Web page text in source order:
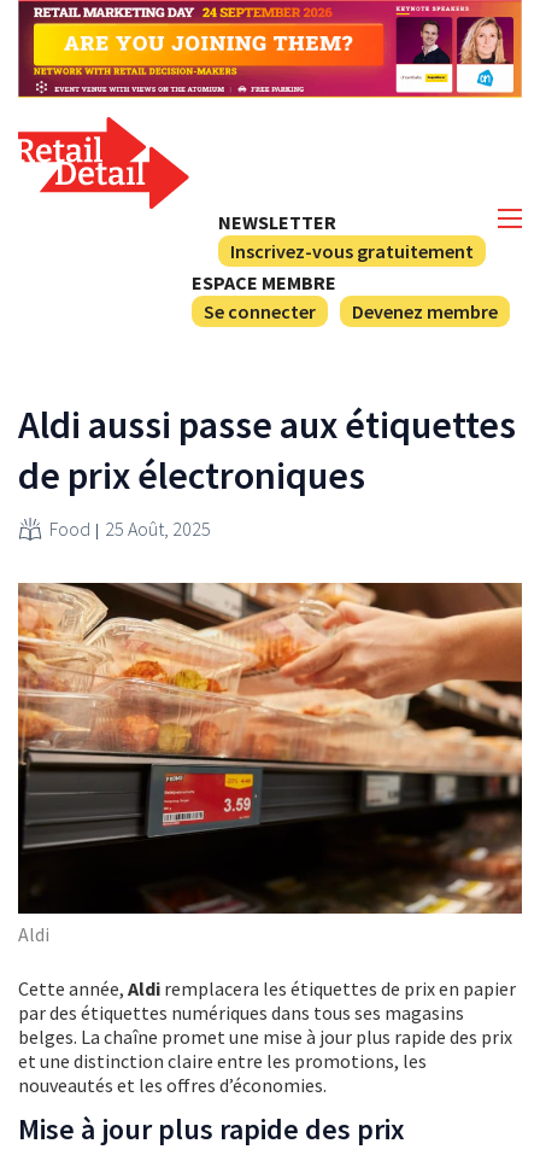
NEWSLETTER
Inscrivez-vous gratuitement
ESPACE MEMBRE
Se connecter
Devenez membre
Aldi aussi passe aux étiquettes
de prix électroniques
Food 25 Août, 2025
Aldi
Cette année, Aldi remplacera les étiquettes de prix en papier
par des étiquettes numériques dans tous ses magasins
belges. La chaîne promet une mise à jour plus rapide des prix
et une distinction claire entre les promotions, les
nouveautés et les offres d’économies.
Mise à jour plus rapide des prix